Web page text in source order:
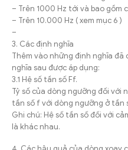
– Trên 1000 Hz tới và bao gồm
– Trên 10.000 Hz ( xem mục 6 )
–
3. Các định nghĩa
Thêm vào những định nghĩa đã
nghĩa sau được áp dụng:
3.1 Hệ số tần số Ff.
Tỷ số của dòng ngưỡng đối với
tần số f với dòng ngưỡng ở tần
Ghi chú: Hệ số tần số đối với
là khác nhau.